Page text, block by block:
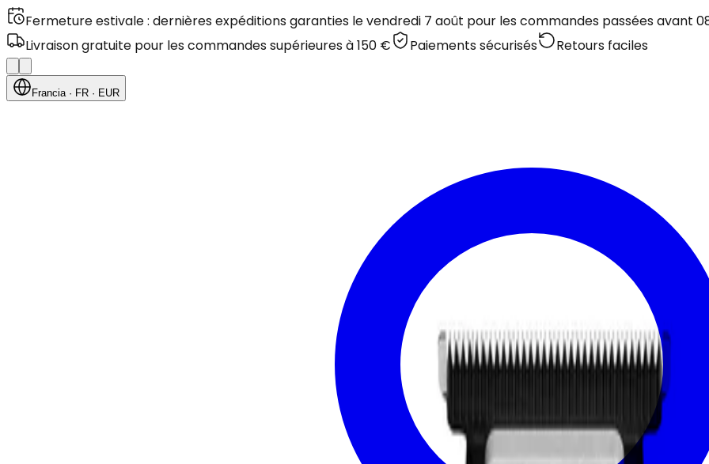
Fermeture estivale : dernières expéditions garanties le vendredi 7 août pour les commandes passées avant
Livraison gratuite pour les commandes supérieures à 150 €
Paiements sécurisés Retours faciles
Francia· FR · EUR